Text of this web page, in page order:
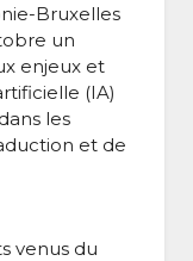
Bruxelles
un
enjeux et
(IA)
les
et de
venus du